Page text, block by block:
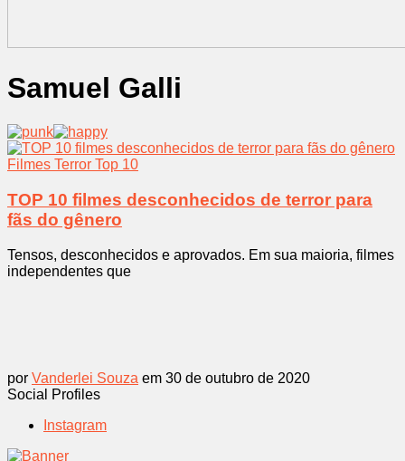
Samuel Galli
Filmes Terror Top 10
TOP 10 filmes desconhecidos de terror para
fãs do gênero
Tensos, desconhecidos e aprovados. Em sua maioria, filmes
independentes que
por Vanderlei Souza em 30 de outubro de 2020
Social Profiles
Instagram